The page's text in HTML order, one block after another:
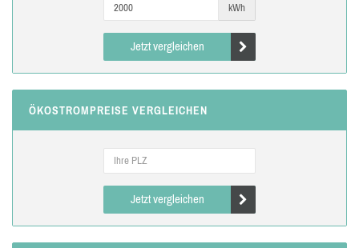
kWh
Jetzt vergleichen
ÖKOSTROMPREISE VERGLEICHEN
Jetzt vergleichen